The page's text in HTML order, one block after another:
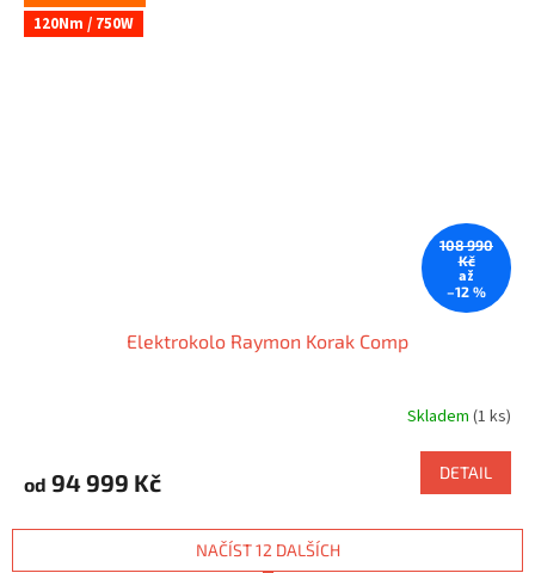
120Nm / 750W
108 990
Kč
až
–12 %
Elektrokolo Raymon Korak Comp
Skladem (1 ks)
od 94 999 Kč DETAIL
NAČÍST 12 DALŠÍCH